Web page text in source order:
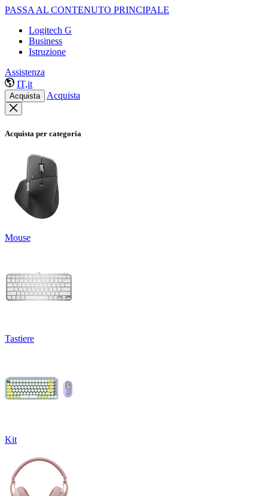
PASSA AL CONTENUTO PRINCIPALE
Logitech G
Business
Istruzione
Assistenza
IT,it
Acquista Acquista
Acquista per categoria
Mouse
Tastiere
Kit